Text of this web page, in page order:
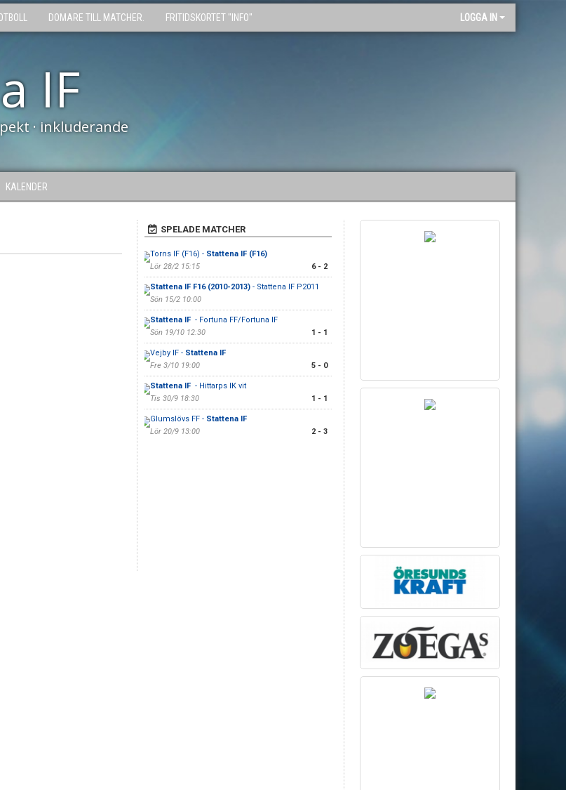
DOMARE TILL MATCHER. FRITIDSKORTET "INFO" LOGGA IN
IF
· inkluderande
KALENDER
SPELADE MATCHER
Torns IF (F16) - Stattena IF (F16)
Lör 28/2 15:15
6 - 2
Stattena IF F16 (2010-2013)- Stattena IF P2011
Sön 15/2 10:00
Stattena IF - Fortuna FF/Fortuna IF
Sön 19/10 12:30
1 - 1
Vejby IF - Stattena IF
Fre 3/10 19:00
5 - 0
Stattena IF - Hittarps IK vit
Tis 30/9 18:30
1 - 1
Glumslövs FF - Stattena IF
Lör 20/9 13:00
2 - 3